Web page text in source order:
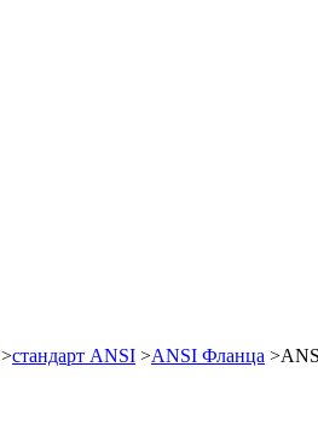
>стандарт ANSI >ANSI Фланца